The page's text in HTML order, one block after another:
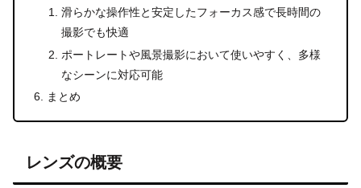
滑らかな操作性と安定したフォーカス感で長時間の
撮影でも快適
ポートレートや風景撮影において使いやすく、多様
なシーンに対応可能
まとめ
レンズの概要